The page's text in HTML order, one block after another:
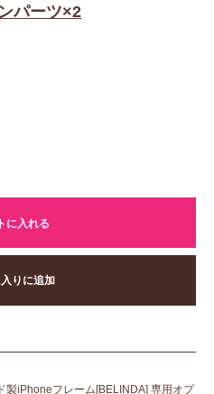
パーツ×2
に入れる
りに追加
製iPhoneフレーム[BELINDA] 専用オプ